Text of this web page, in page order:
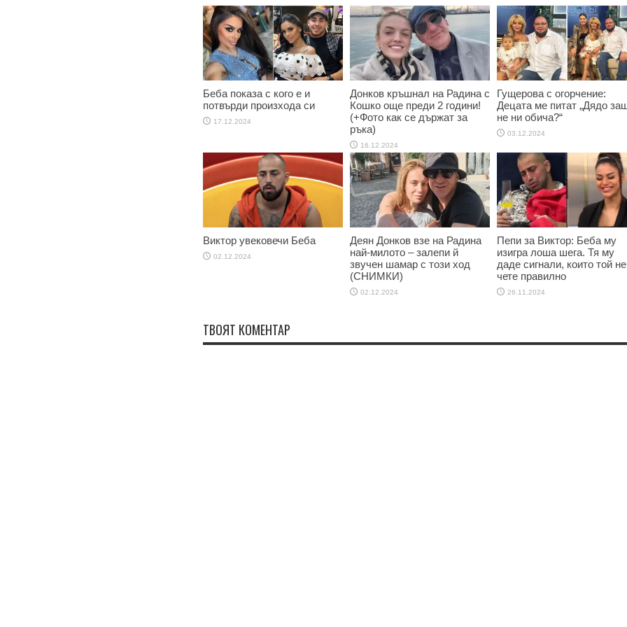
Беба показа с кого е и
потвърди произхода си
17.12.2024
Донков кръшнал на Радина с
Кошко още преди 2 години!
(+Фото как се държат за
ръка)
16.12.2024
Гущерова с огорчение:
Децата ме питат „Дядо
не ни обича?“
03.12.2024
Виктор увековечи Беба
02.12.2024
Деян Донков взе на Радина
най-милото – залепи й
звучен шамар с този ход
(СНИМКИ)
02.12.2024
Пепи за Виктор: Беба му
изигра лоша шега. Тя му
даде сигнали, които той не
чете правилно
26.11.2024
ТВОЯТ КОМЕНТАР